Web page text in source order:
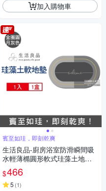
加入購物車
賓至如珪，即刻乾爽
生活良品-廚房浴室防滑瞬間吸
水輕薄橢圓形軟式珪藻土地墊1
入/卷 2款可選 (耐摔不破裂,可
洗衣機清洗,浴室踏墊,防滑踏墊,
門口墊,吸水踏墊)
$466
5 (1)